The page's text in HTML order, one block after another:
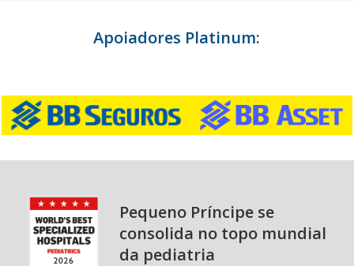
Apoiadores Platinum:
Pequeno Príncipe se
consolida no topo mundial
da pediatria